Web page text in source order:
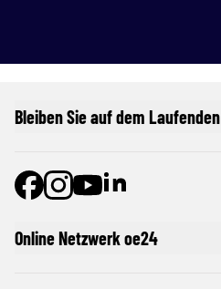
Online Netzwerk oe24
Bleiben Sie auf dem Laufenden